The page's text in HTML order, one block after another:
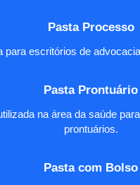
Pasta Processo
para escritórios de
Pasta Prontuário
na área da saúde
prontuários.
Pasta com Bolso